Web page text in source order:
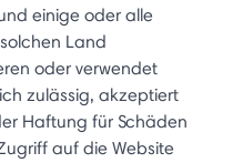
einige oder alle
Land
oder verwendet
zulässig, akzeptiert
Haftung für Schäden
auf die Website